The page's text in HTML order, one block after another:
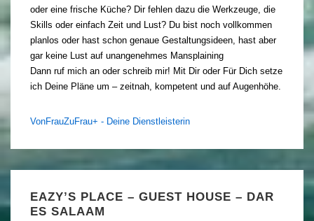
oder eine frische Küche? Dir fehlen dazu die Werkzeuge, die
Skills oder einfach Zeit und Lust? Du bist noch vollkommen
planlos oder hast schon genaue Gestaltungsideen, hast aber
gar keine Lust auf unangenehmes Mansplaining
Dann ruf mich an oder schreib mir! Mit Dir oder Für Dich setze
ich Deine Pläne um – zeitnah, kompetent und auf Augenhöhe.
VonFrauZuFrau+ - Deine Dienstleisterin
EAZY’S PLACE – GUEST HOUSE – DAR
ES SALAAM